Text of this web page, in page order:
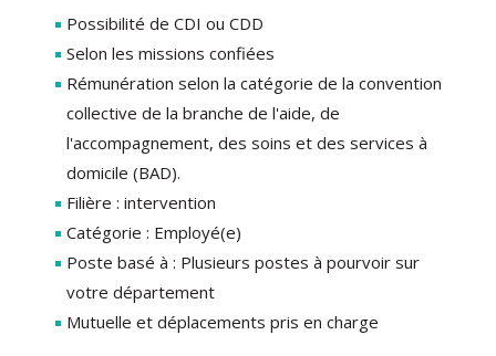
Possibilité de CDI ou CDD
Selon les missions confiées
Rémunération selon la catégorie de la convention
collective de la branche de l'aide, de
l'accompagnement, des soins et des services à
domicile (BAD).
Filière : intervention
Catégorie : Employé(e)
Poste basé à : Plusieurs postes à pourvoir sur
votre département
Mutuelle et déplacements pris en charge